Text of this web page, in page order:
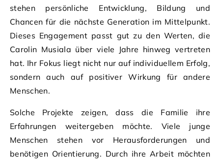
stehen persönliche Entwicklung, Bildung und
Chancen für die nächste Generation im Mittelpunkt.
Dieses Engagement passt gut zu den Werten, die
Carolin Musiala über viele Jahre hinweg vertreten
hat. Ihr Fokus liegt nicht nur auf individuellem Erfolg,
sondern auch auf positiver Wirkung für andere
Menschen.
Solche Projekte zeigen, dass die Familie ihre
Erfahrungen weitergeben möchte. Viele junge
Menschen stehen vor Herausforderungen und
benötigen Orientierung. Durch ihre Arbeit möchten